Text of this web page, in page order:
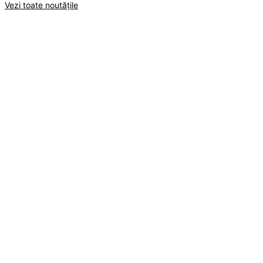
Vezi toate noutățile